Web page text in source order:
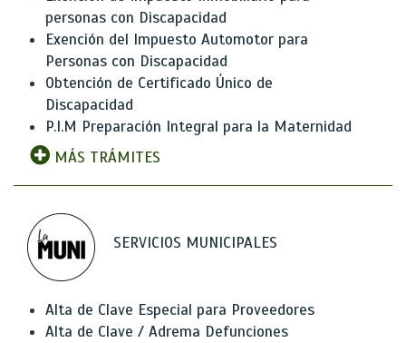
personas con Discapacidad
Exención del Impuesto Automotor para
Personas con Discapacidad
Obtención de Certificado Único de
Discapacidad
P.I.M Preparación Integral para la Maternidad
MÁS TRÁMITES
SERVICIOS MUNICIPALES
Alta de Clave Especial para Proveedores
Alta de Clave / Adrema Defunciones